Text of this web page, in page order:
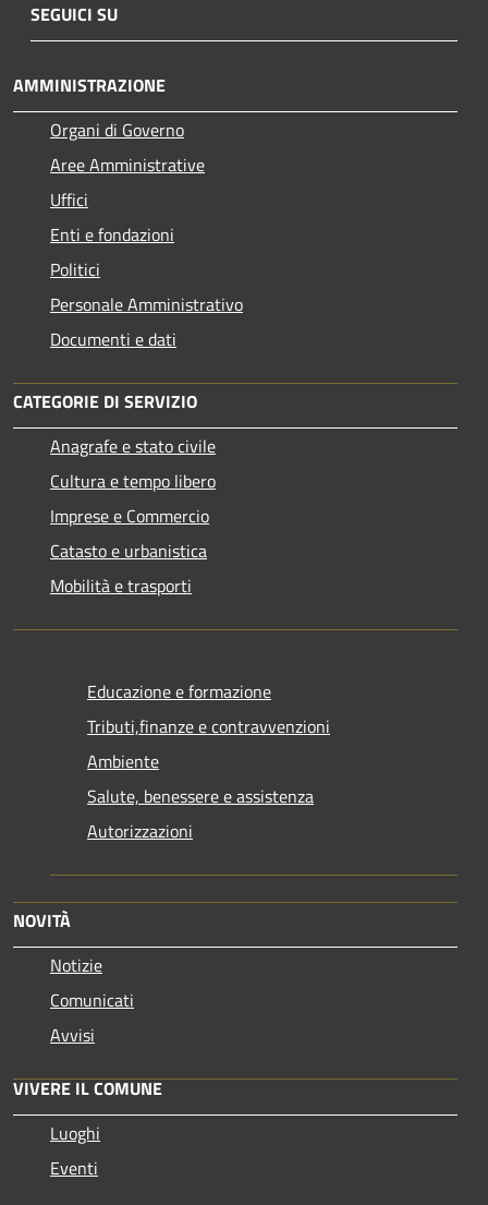
SEGUICI SU
AMMINISTRAZIONE
Organi di Governo
Aree Amministrative
Uffici
Enti e fondazioni
Politici
Personale Amministrativo
Documenti e dati
CATEGORIE DI SERVIZIO
Anagrafe e stato civile
Cultura e tempo libero
Imprese e Commercio
Catasto e urbanistica
Mobilità e trasporti
Educazione e formazione
Tributi,finanze e contravvenzioni
Ambiente
Salute, benessere e assistenza
Autorizzazioni
NOVITÀ
Notizie
Comunicati
Avvisi
VIVERE IL COMUNE
Luoghi
Eventi